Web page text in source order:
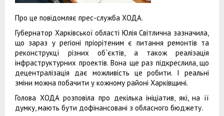
Про це повідомляє прес-служба ХОДА.
Губернатор Харківської області Юлія Світлична зазначила,
що зараз у регіоні пріорітеним є питання ремонтів та
реконструкцї різних об`єктів, а також реалізація
інфраструктурних проектів. Вона ще раз підкреслила, що
децентралізація дає можливість це робити. І реальні
зміни можна побачити у кожному районі Харківщині.
Голова ХОДА розповіла про декілька ініціатив, які, на її
думку, мають бути дофінансовані з обласного бюджету.